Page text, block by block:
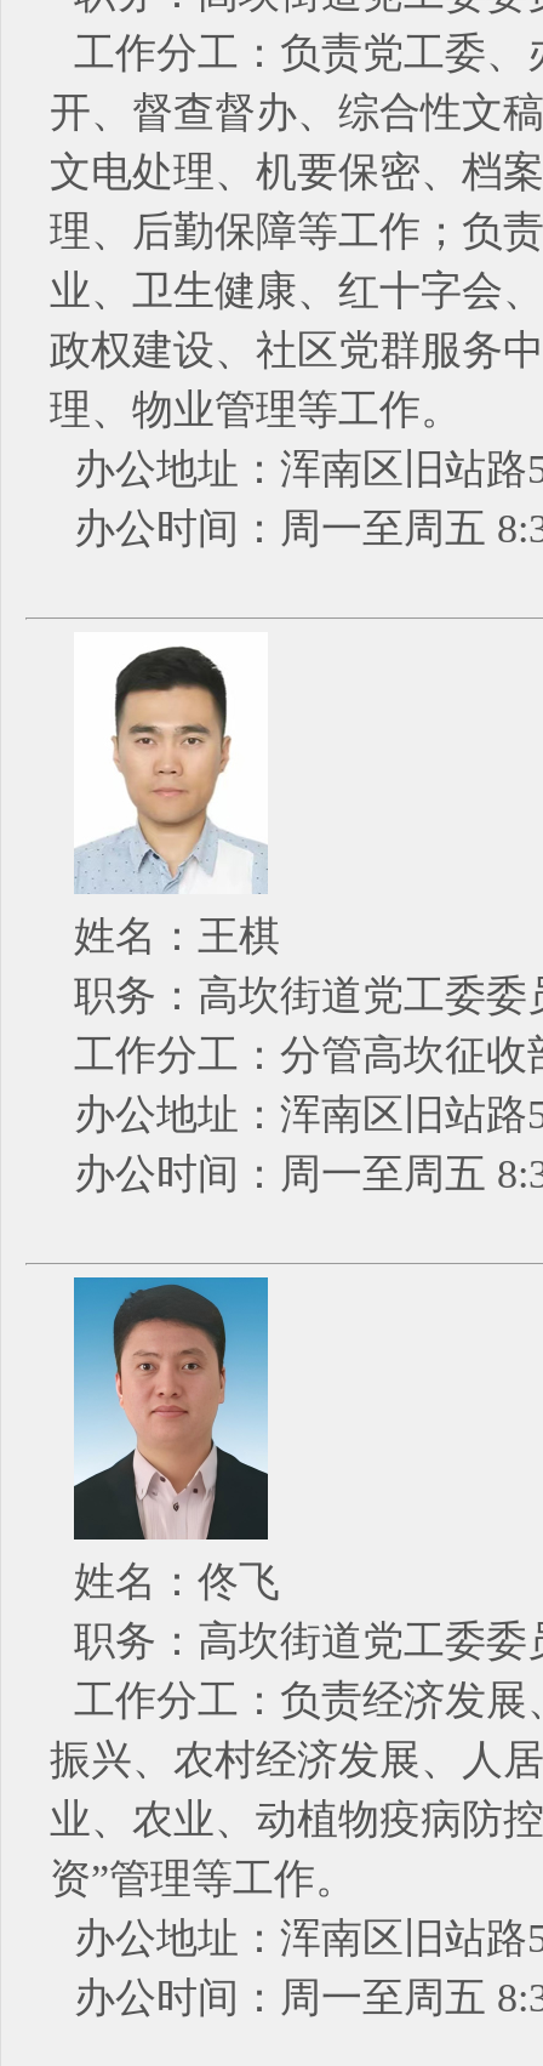
工作分工：负责党工委
开、督查督办、综合性文
文电处理、机要保密、档
理、后勤保障等工作；负
业、卫生健康、红十字会
政权建设、社区党群服务
理、物业管理等工作。
办公地址：浑南区旧站路
办公时间：周一至周五
姓名：王棋
职务：高坎街道党工委
工作分工：分管高坎征收
办公地址：浑南区旧站路
办公时间：周一至周五
姓名：佟飞
职务：高坎街道党工委
工作分工：负责经济发
振兴、农村经济发展、人
业、农业、动植物疫病防
资”管理等工作。
办公地址：浑南区旧站路
办公时间：周一至周五